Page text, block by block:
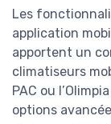
Les
application
apportent un
climatiseurs
PAC ou
options